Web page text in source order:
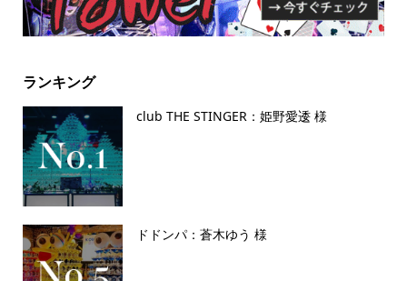
ランキング
club THE STINGER：姫野愛逶 様
ドドンパ：蒼木ゆう 様